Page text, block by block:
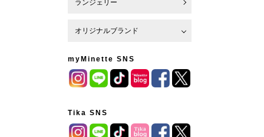
ランジェリー
オリジナルブランド
myMinette SNS
Tika SNS